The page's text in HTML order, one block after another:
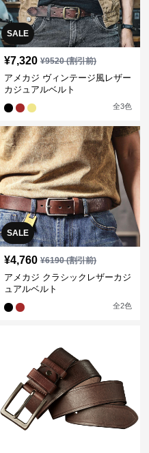
SALE
¥7,320 ¥9520(割引前)
アメカジ ヴィンテージ風レザー
カジュアルベルト
全3色
SALE
¥4,760 ¥6190(割引前)
アメカジ クラシックレザーカジ
ュアルベルト
全2色